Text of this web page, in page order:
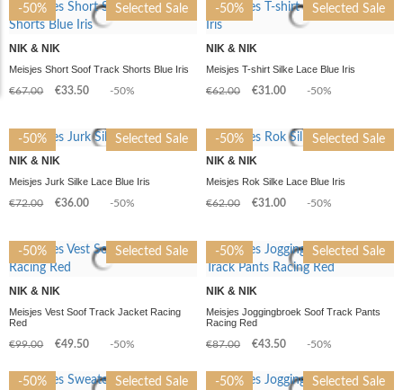
-50% Selected Sale
NIK & NIK
Meisjes Short Soof Track Shorts Blue Iris
€67.00
€33.50 -50%
-50% Selected Sale
NIK & NIK
Meisjes T-shirt Silke Lace Blue Iris
€62.00
€31.00 -50%
-50%
Selected Sale
NIK & NIK
Meisjes Jurk Silke Lace Blue Iris
€72.00
€36.00 -50%
-50%
Selected Sale
NIK & NIK
Meisjes Rok Silke Lace Blue Iris
€62.00
€31.00 -50%
-50% Selected Sale
NIK & NIK
Meisjes Vest Soof Track Jacket Racing
Red
€99.00
€49.50 -50%
-50% Selected Sale
NIK & NIK
Meisjes Joggingbroek Soof Track Pants
Racing Red
€87.00
€43.50 -50%
-50% Selected Sale -50% Selected Sale